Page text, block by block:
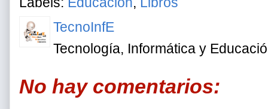
TecnoInfE
Tecnología, Informática y
No hay comentarios: